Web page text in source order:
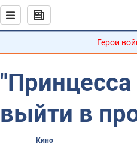
Герои
выйти в
Кино